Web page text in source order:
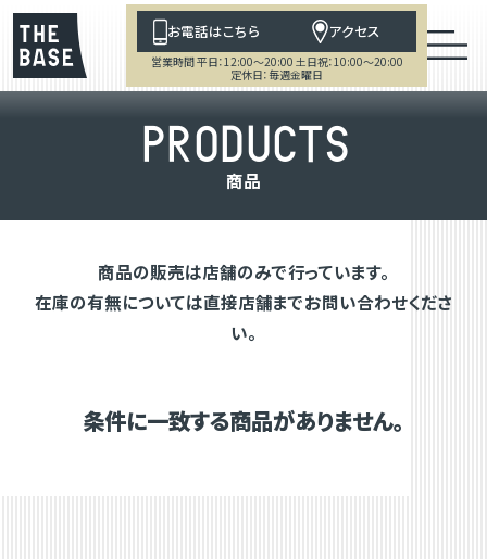
お電話はこちら アクセス
営業時間 平日：12:00～20:00 土日祝：10:00～20:00
定休日：毎週金曜日
PRODUCTS
商品
商品の販売は店舗のみで行っています。
在庫の有無については直接店舗までお問い合わせくださ
い。
条件に一致する商品がありません。